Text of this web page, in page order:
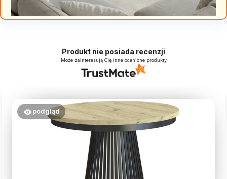
Produkt nie posiada recenzji
Może zainteresują Cię inne ocenione produkty
podgląd